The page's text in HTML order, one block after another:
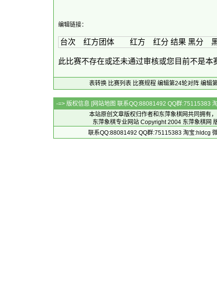
编辑链接：
台次 红方团体 红方 红分 结果 黑
此比赛不存在或还未通过审核或您目前不是
表转换 比赛列表 比赛规程 编辑第24轮对阵 编辑
-=> 版权信息 [网站地图 联系QQ:88081492 QQ群:75115383
本站原创文章版权归作者和 东萍象棋网共同拥有
东萍象棋专业网站 Copyright 2004 东萍象棋网
联系QQ:88081492 QQ群:75115383 淘宝:hldcg